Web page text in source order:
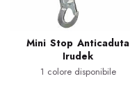
Mini Stop Anticaduta
Irudek
1 colore disponibile